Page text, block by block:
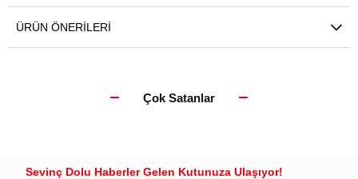
ÜRÜN ÖNERILERI
Çok Satanlar
Sevinç Dolu Haberler Gelen Kutunuza Ulaşıyor!